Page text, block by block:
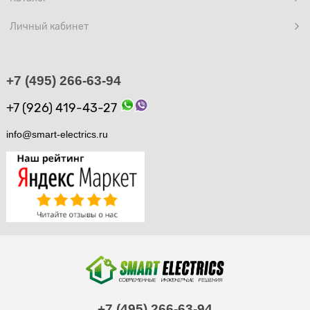
Личный кабинет
+7 (495) 266-63-94
+7 (926) 419-43-27
info@smart-electrics.ru